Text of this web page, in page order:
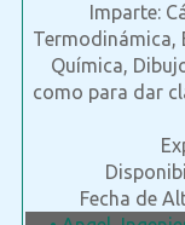
Imparte:
Termodinámica,
Química,
como para dar
Fecha de